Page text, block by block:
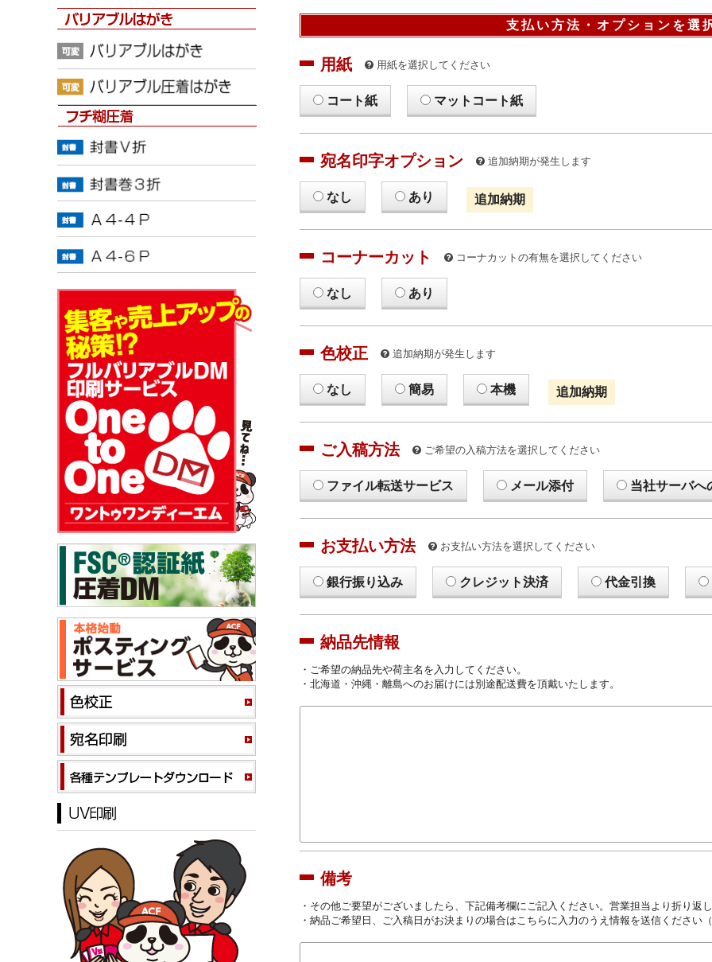
支払い方法・オプションを選
用紙 用紙を選択してください
コート紙 マットコート紙
宛名印字オプション 追加納期が発生します
なし あり 追加納期
コーナーカット コーナカットの有無を選択してください
なし あり
色校正 追加納期が発生します
なし 簡易 本機 追加納期
ご入稿方法 ご希望の入稿方法を選択してください
ファイル転送サービス メール添付 当社サーバへ
お支払い方法 お支払い方法を選択してください
銀行振り込み クレジット決済 代金引換
納品先情報
・ご希望の納品先や荷主名を入力してください。
・北海道・沖縄・離島へのお届けには別途配送費を頂戴いたします。
備考
・その他ご要望がございましたら、下記備考欄にご記入ください。営業担当より折り返
・納品ご希望日、ご入稿日がお決まりの場合はこちらに入力のうえ情報を送信ください